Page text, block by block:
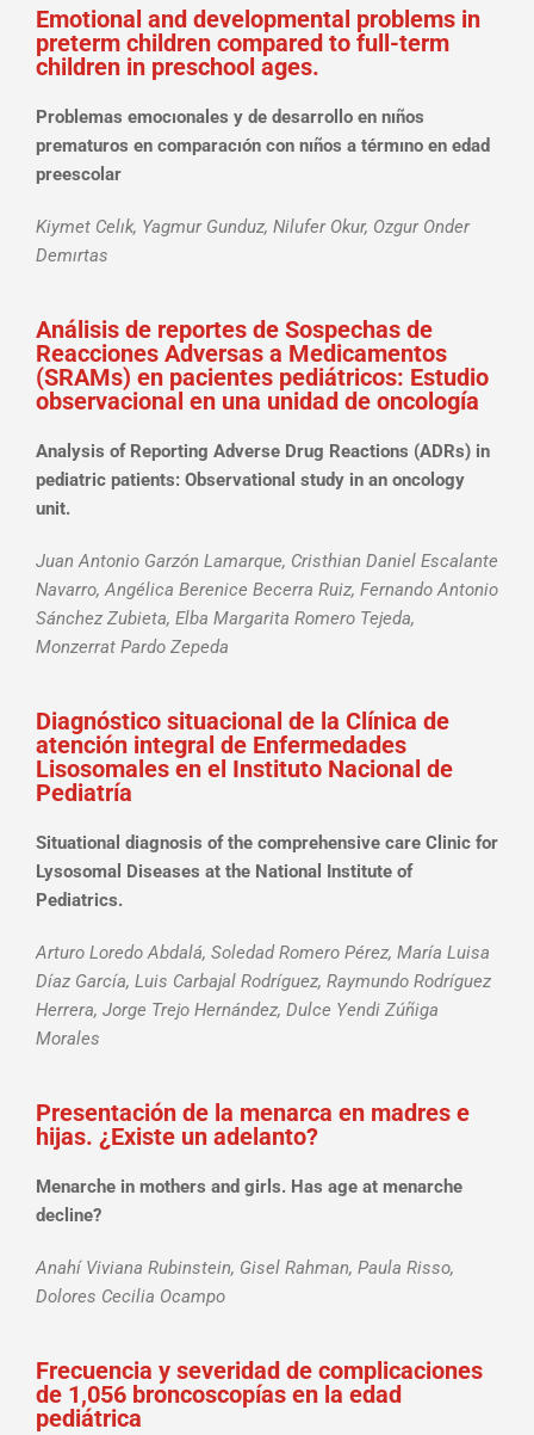
Emotional and developmental problems in
preterm children compared to full-term
children in preschool ages.
Problemas emocıonales y de desarrollo en nıños
prematuros en comparacıón con nıños a térmıno en edad
preescolar
Kiymet Celık, Yagmur Gunduz, Nilufer Okur, Ozgur Onder
Demırtas
Análisis de reportes de Sospechas de
Reacciones Adversas a Medicamentos
(SRAMs) en pacientes pediátricos: Estudio
observacional en una unidad de oncología
Analysis of Reporting Adverse Drug Reactions (ADRs) in
pediatric patients: Observational study in an oncology
unit.
Juan Antonio Garzón Lamarque, Cristhian Daniel Escalante
Navarro, Angélica Berenice Becerra Ruiz, Fernando Antonio
Sánchez Zubieta, Elba Margarita Romero Tejeda,
Monzerrat Pardo Zepeda
Diagnóstico situacional de la Clínica de
atención integral de Enfermedades
Lisosomales en el Instituto Nacional de
Pediatría
Situational diagnosis of the comprehensive care Clinic for
Lysosomal Diseases at the National Institute of
Pediatrics.
Arturo Loredo Abdalá, Soledad Romero Pérez, María Luisa
Díaz García, Luis Carbajal Rodríguez, Raymundo Rodríguez
Herrera, Jorge Trejo Hernández, Dulce Yendi Zúñiga
Morales
Presentación de la menarca en madres e
hijas. ¿Existe un adelanto?
Menarche in mothers and girls. Has age at menarche
decline?
Anahí Viviana Rubinstein, Gisel Rahman, Paula Risso,
Dolores Cecilia Ocampo
Frecuencia y severidad de complicaciones
de 1,056 broncoscopías en la edad
pediátrica